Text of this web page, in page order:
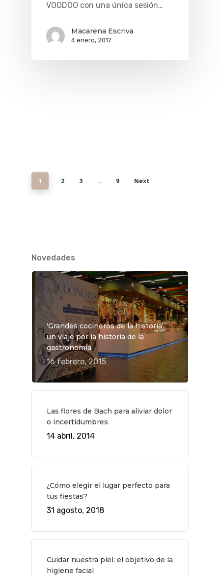
VOODOO con una única sesión…
Macarena Escriva
4 enero, 2017
1 2 3 … 9 Next
Novedades
'Grandes cocineros de la historia',
un viaje por la historia de la
gastronomía
16 febrero, 2015
Las flores de Bach para aliviar dolor
o incertidumbres
14 abril, 2014
¿Cómo elegir el lugar perfecto para
tus fiestas?
31 agosto, 2018
Cuidar nuestra piel: el objetivo de la
higiene facial